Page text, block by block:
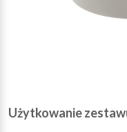
Użytkowanie zestawu